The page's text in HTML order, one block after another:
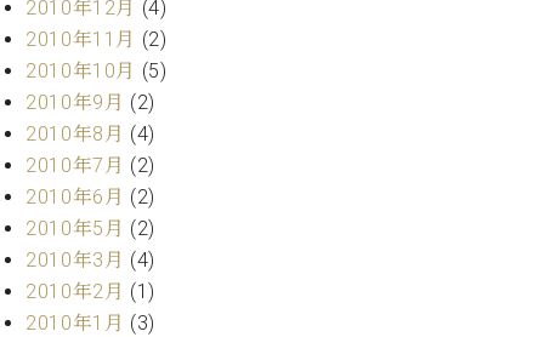
料
金
表
問
い
合
わ
せ
尾山調律師のブ
ログ Die
Musikgasse（音
楽の小道）
2010年12月 (4)
2010年11月 (2)
2010年10月 (5)
2010年9月 (2)
2010年8月 (4)
2010年7月 (2)
2010年6月 (2)
2010年5月 (2)
2010年3月 (4)
2010年2月 (1)
2010年1月 (3)